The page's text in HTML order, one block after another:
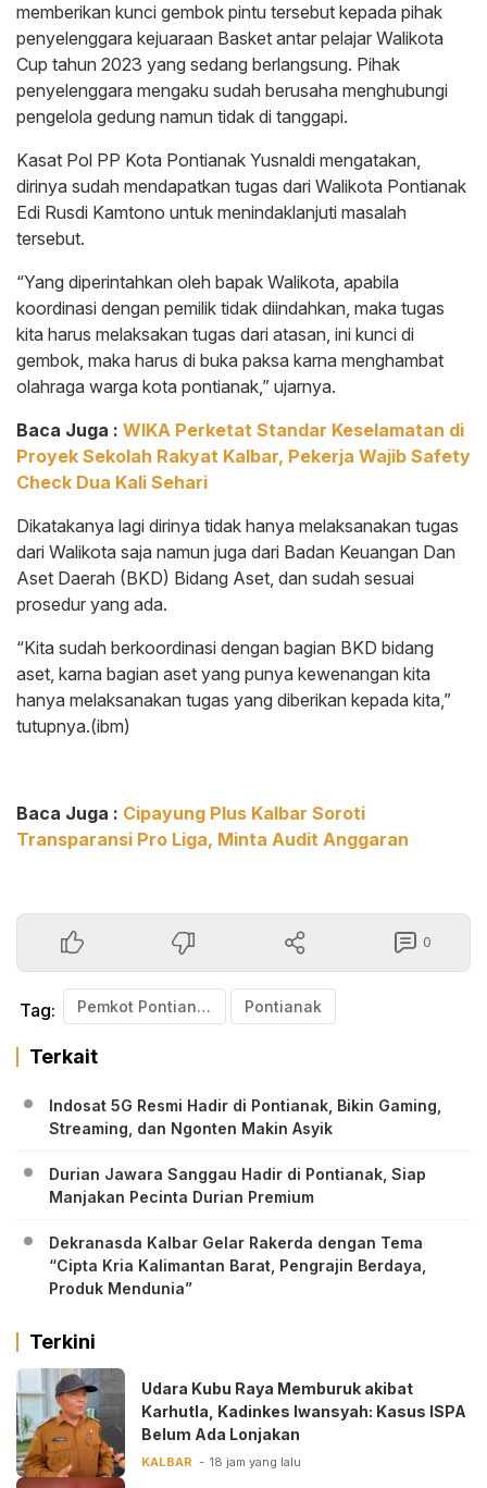
memberikan kunci gembok pintu tersebut kepada pihak
penyelenggara kejuaraan Basket antar pelajar Walikota
Cup tahun 2023 yang sedang berlangsung. Pihak
penyelenggara mengaku sudah berusaha menghubungi
pengelola gedung namun tidak di tanggapi.
Kasat Pol PP Kota Pontianak Yusnaldi mengatakan,
dirinya sudah mendapatkan tugas dari Walikota Pontianak
Edi Rusdi Kamtono untuk menindaklanjuti masalah
tersebut.
“Yang diperintahkan oleh bapak Walikota, apabila
koordinasi dengan pemilik tidak diindahkan, maka tugas
kita harus melaksakan tugas dari atasan, ini kunci di
gembok, maka harus di buka paksa karna menghambat
olahraga warga kota pontianak,” ujarnya.
Baca Juga : WIKA Perketat Standar Keselamatan di
Proyek Sekolah Rakyat Kalbar, Pekerja Wajib Safety
Check Dua Kali Sehari
Dikatakanya lagi dirinya tidak hanya melaksanakan tugas
dari Walikota saja namun juga dari Badan Keuangan Dan
Aset Daerah (BKD) Bidang Aset, dan sudah sesuai
prosedur yang ada.
“Kita sudah berkoordinasi dengan bagian BKD bidang
aset, karna bagian aset yang punya kewenangan kita
hanya melaksanakan tugas yang diberikan kepada kita,”
tutupnya.(ibm)
Baca Juga : Cipayung Plus Kalbar Soroti
Transparansi Pro Liga, Minta Audit Anggaran
0
Tag: Pemkot Pontianak Pontianak
Terkait
Indosat 5G Resmi Hadir di Pontianak, Bikin Gaming,
Streaming, dan Ngonten Makin Asyik
Durian Jawara Sanggau Hadir di Pontianak, Siap
Manjakan Pecinta Durian Premium
Dekranasda Kalbar Gelar Rakerda dengan Tema
“Cipta Kria Kalimantan Barat, Pengrajin Berdaya,
Produk Mendunia”
Terkini
Udara Kubu Raya Memburuk akibat
Karhutla, Kadinkes Iwansyah: Kasus ISPA
Belum Ada Lonjakan
KALBAR 18 jam yang lalu